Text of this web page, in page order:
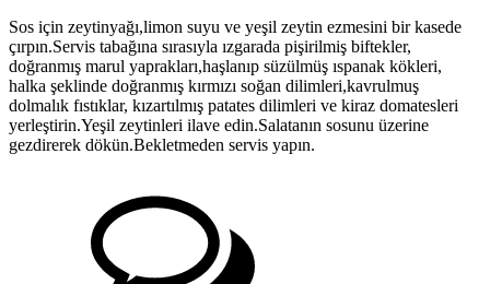
Sos için zeytinyağı,limon suyu ve yeşil zeytin ezmesini bir kasede
çırpın.Servis tabağına sırasıyla ızgarada pişirilmiş biftekler,
doğranmış marul yaprakları,haşlanıp süzülmüş ıspanak kökleri,
halka şeklinde doğranmış kırmızı soğan dilimleri,kavrulmuş
dolmalık fıstıklar, kızartılmış patates dilimleri ve kiraz domatesleri
yerleştirin.Yeşil zeytinleri ilave edin.Salatanın sosunu üzerine
gezdirerek dökün.Bekletmeden servis yapın.